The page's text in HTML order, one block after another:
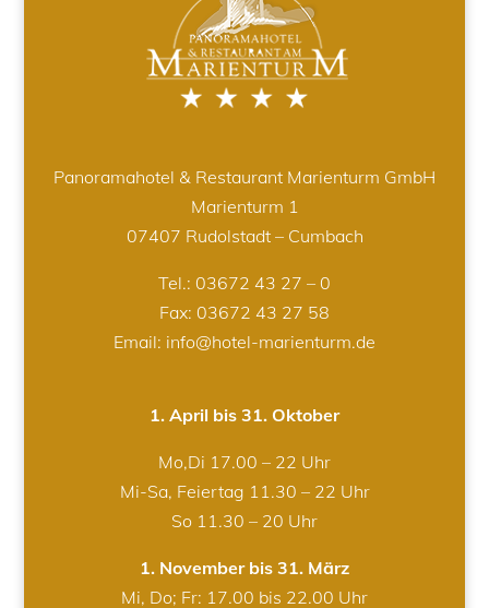
Panoramahotel & Restaurant Marienturm GmbH
Marienturm 1
07407 Rudolstadt – Cumbach
Tel.: 03672 43 27 – 0
Fax: 03672 43 27 58
Email: info@hotel-marienturm.de
1. April bis 31. Oktober
Mo,Di 17.00 – 22 Uhr
Mi-Sa, Feiertag 11.30 – 22 Uhr
So 11.30 – 20 Uhr
1. November bis 31. März
Mi, Do; Fr: 17.00 bis 22.00 Uhr